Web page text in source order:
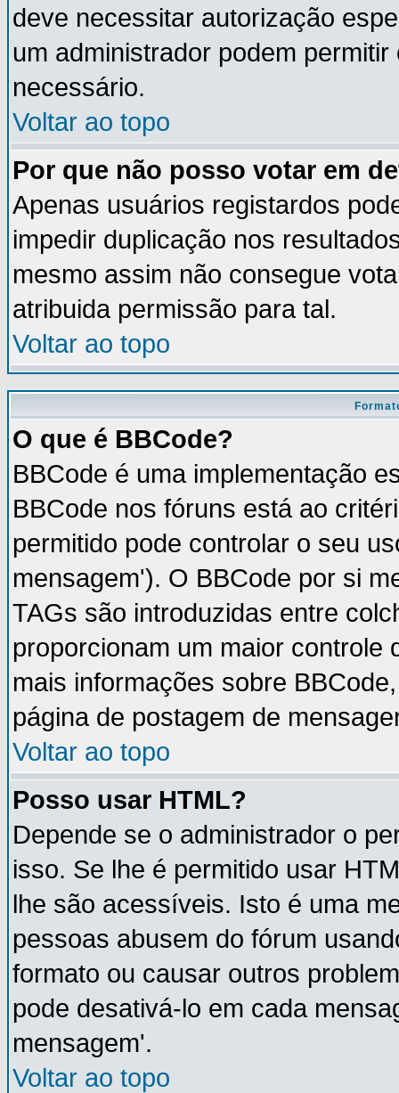
deve necessitar autorização
um administrador podem
necessário.
Voltar ao topo
Por que não posso votar em
Apenas usuários registardos
impedir duplicação nos
mesmo assim não consegue
atribuida permissão para tal.
Voltar ao topo
O que é BBCode?
BBCode é uma implementação
BBCode nos fóruns está ao
permitido pode controlar o seu
mensagem'). O BBCode por si
TAGs são introduzidas entre
proporcionam um maior controle
mais informações sobre
página de postagem de
Voltar ao topo
Posso usar HTML?
Depende se o administrador o
isso. Se lhe é permitido usar
lhe são acessíveis. Isto é uma
pessoas abusem do fórum
formato ou causar outros
pode desativá-lo em cada
mensagem'.
Voltar ao topo